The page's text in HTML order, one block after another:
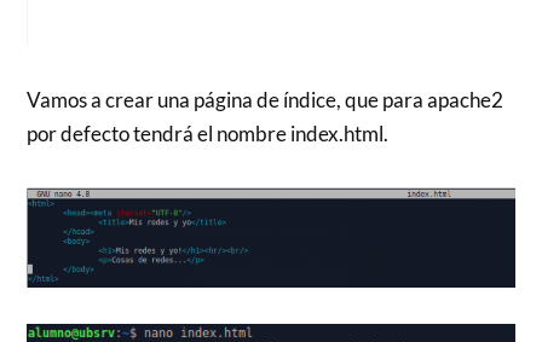
Vamos a crear una página de índice, que para apache2
por defecto tendrá el nombre index.html.